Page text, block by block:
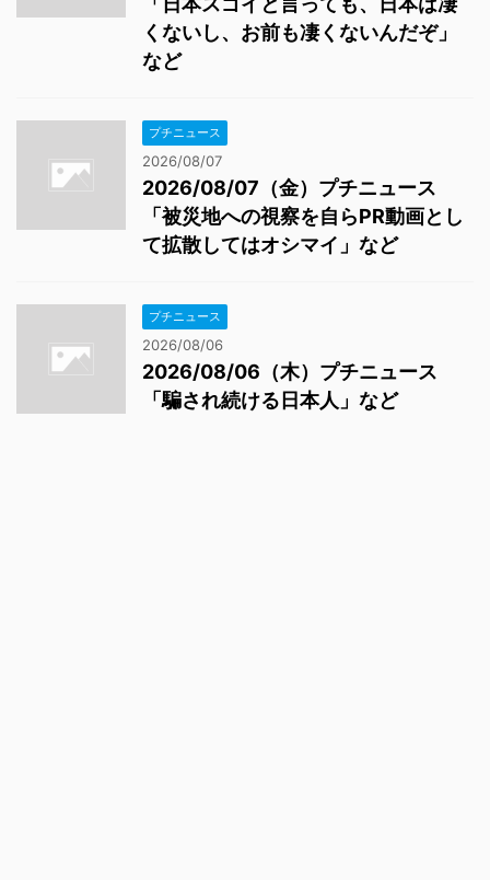
くないし、お前も凄くないんだぞ」
など
プチニュース
2026/08/07
2026/08/07（金）プチニュース
「被災地への視察を自らPR動画とし
て拡散してはオシマイ」など
プチニュース
2026/08/06
2026/08/06（木）プチニュース
「騙され続ける日本人」など